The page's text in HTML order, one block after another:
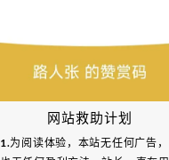
网站救助计划
1.为阅读体验，本站无任何广告，